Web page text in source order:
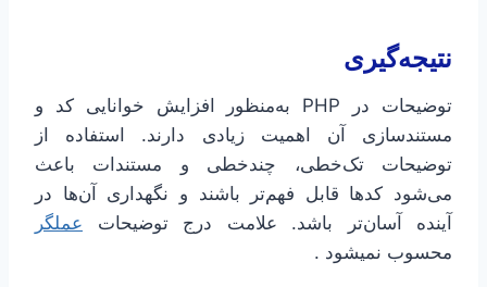
نتیجه‌گیری
توضیحات در PHP به‌منظور افزایش خوانایی کد و
مستندسازی آن اهمیت زیادی دارند. استفاده از
توضیحات تک‌خطی، چندخطی و مستندات باعث
می‌شود کدها قابل فهم‌تر باشند و نگهداری آن‌ها در
آینده آسان‌تر باشد. علامت درج توضیحات عملگر
محسوب نمیشود .